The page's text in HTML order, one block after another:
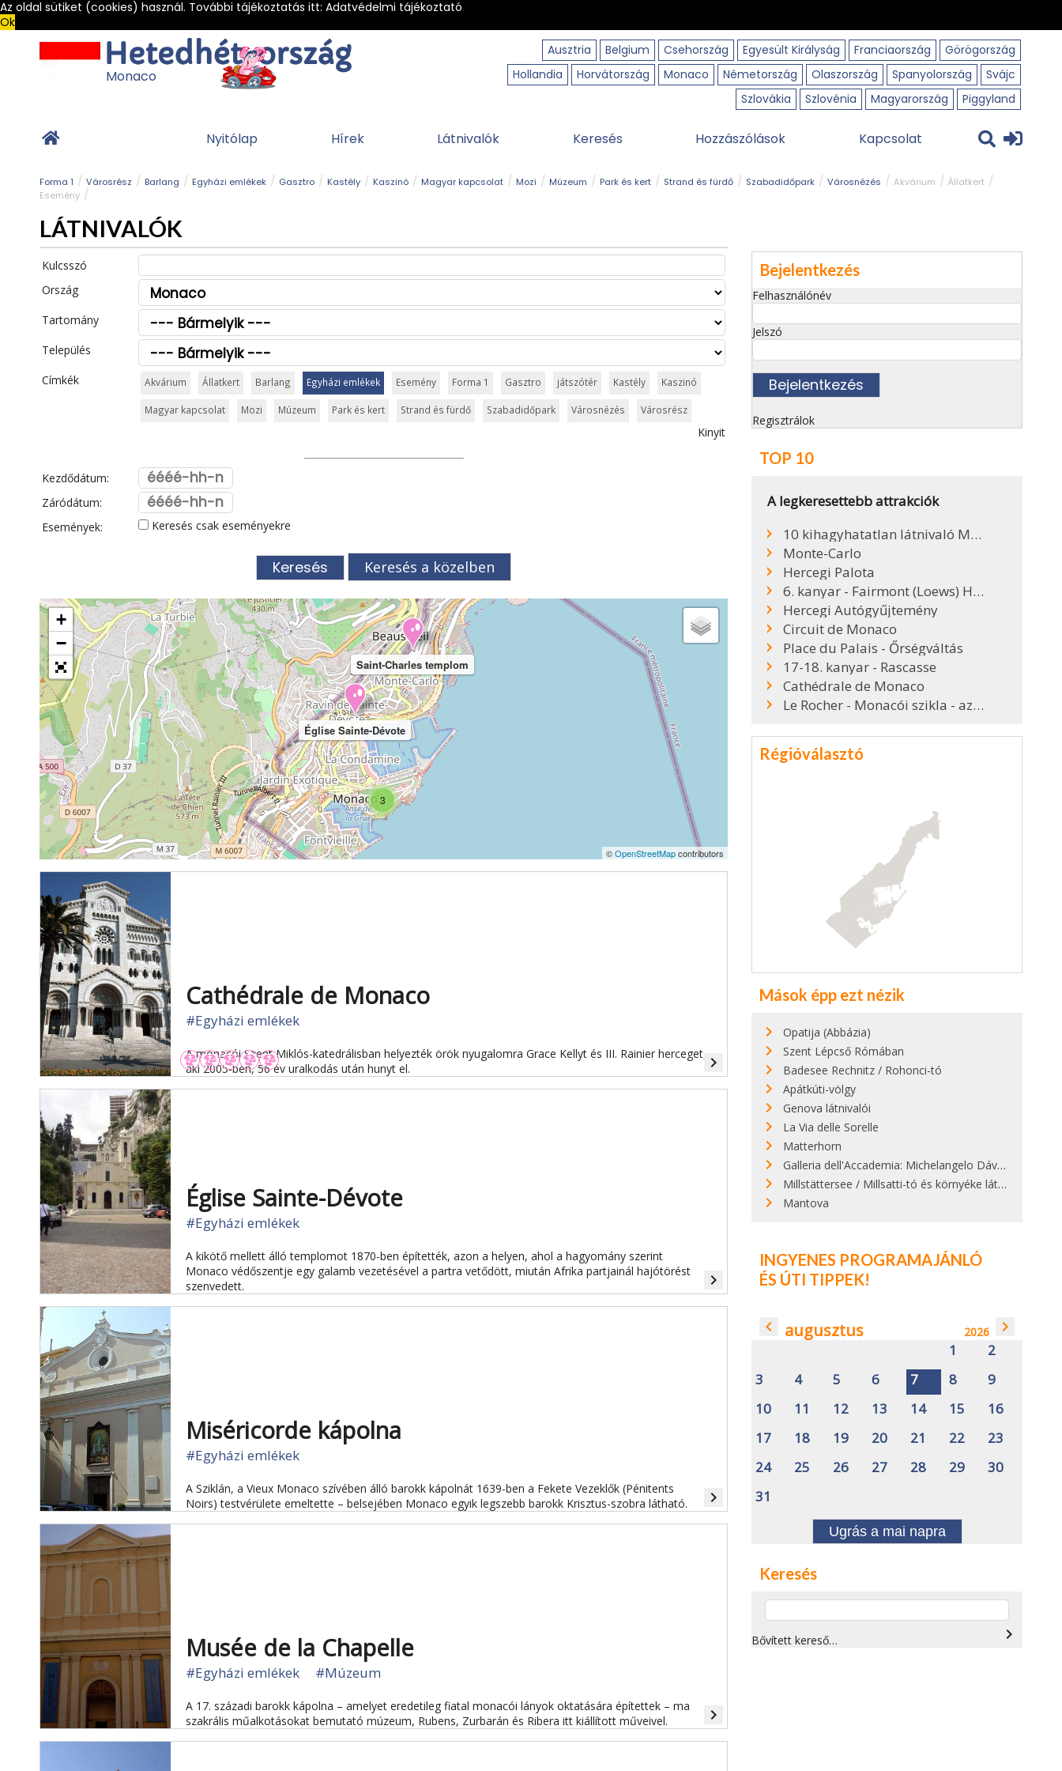
Az oldal sütiket (cookies) használ. További tájékoztatás itt: Adatvédelmi tájékoztató
Ok
Ausztria
Belgium Csehország Egyesült Királyság Franciaország
Görögország
Hollandia
Horvátország Monaco Németország Olaszország Spanyolország
Svájc
Szlovákia
Szlovénia Magyarország Piggyland
Monaco
Nyitólap Hírek Látnivalók Keresés Hozzászólások Kapcsolat
Forma 1 Városrész Barlang Egyházi emlékek Gasztro Kastély Kaszinó Magyar kapcsolat Mozi Múzeum Park és kert Strand és fürdő Szabadidőpark Városnézés Akvárium
Állatkert
Esemény
LÁTNIVALÓK
Kulcsszó
Ország
Tartomány
Település
Címkék
Akvárium Állatkert Barlang Egyházi emlékek Esemény Forma 1 Gasztro játszótér Kastély Kaszinó
Magyar kapcsolat Mozi Múzeum Park és kert Strand és fürdő Szabadidőpark Városnézés Városrész
Kinyit
Kezdődátum:
Záródátum:
Események:
Keresés csak eseményekre
Keresés a közelben
3
Saint-Charles templom
Église Sainte-Dévote
+
−
©OpenStreetMapcontributors
Cathédrale de Monaco
#Egyházi emlékek
A monacói Szent Miklós-katedrálisban helyezték örök nyugalomra Grace Kellyt és III. Rainier herceget,
aki 2005-ben, 56 év uralkodás után hunyt el.
navigate_next
Église Sainte-Dévote
#Egyházi emlékek
A kikötő mellett álló templomot 1870-ben építették, azon a helyen, ahol a hagyomány szerint
Monaco védőszentje egy galamb vezetésével a partra vetődött, miután Afrika partjainál hajótörést
szenvedett.
navigate_next
Miséricorde kápolna
#Egyházi emlékek
A Sziklán, a Vieux Monaco szívében álló barokk kápolnát 1639-ben a Fekete Vezeklők (Pénitents
Noirs) testvérülete emeltette – belsejében Monaco egyik legszebb barokk Krisztus-szobra látható.
navigate_next
Musée de la Chapelle
#Egyházi emlékek #Múzeum
A 17. századi barokk kápolna – amelyet eredetileg fiatal monacói lányok oktatására építettek – ma
szakrális műalkotásokat bemutató múzeum, Rubens, Zurbarán és Ribera itt kiállított műveivel.
navigate_next
Bejelentkezés
Felhasználónév
Jelszó
Regisztrálok
TOP 10
A legkeresettebb attrakciók
10 kihagyhatatlan látnivaló Monacóban
Monte-Carlo
Hercegi Palota
6. kanyar - Fairmont (Loews) Hotel Hajtűkanyar
Hercegi Autógyűjtemény
Circuit de Monaco
Place du Palais - Őrségváltás
17-18. kanyar - Rascasse
Cathédrale de Monaco
Le Rocher - Monacói szikla - az Óváros
Régióválasztó
Mások épp ezt nézik
Opatija (Abbázia)
Szent Lépcső Rómában
Badesee Rechnitz / Rohonci-tó
Apátkúti-völgy
Genova látnivalói
La Via delle Sorelle
Matterhorn
Galleria dell'Accademia: Michelangelo Dávid szobra
Millstättersee / Millsatti-tó és környéke látnivalói
Mantova
INGYENES PROGRAMAJÁNLÓ
ÉS ÚTI TIPPEK!
navigate_before augusztus 2026 navigate_next
1
2
3
4 5 6 7 8
9
10
11 12 13 14 15
16
17
18 19 20 21 22
23
24
25 26 27 28 29
30
31
Ugrás a mai napra
Keresés
Bővített kereső… navigate_next